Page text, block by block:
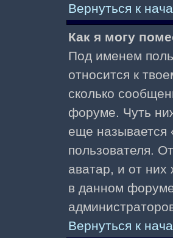
Вернуться к
Как я могу
Под именем
относится к
сколько
форуме. Чуть
еще называется
пользователя.
аватар, и от них
в данном
Вернуться к